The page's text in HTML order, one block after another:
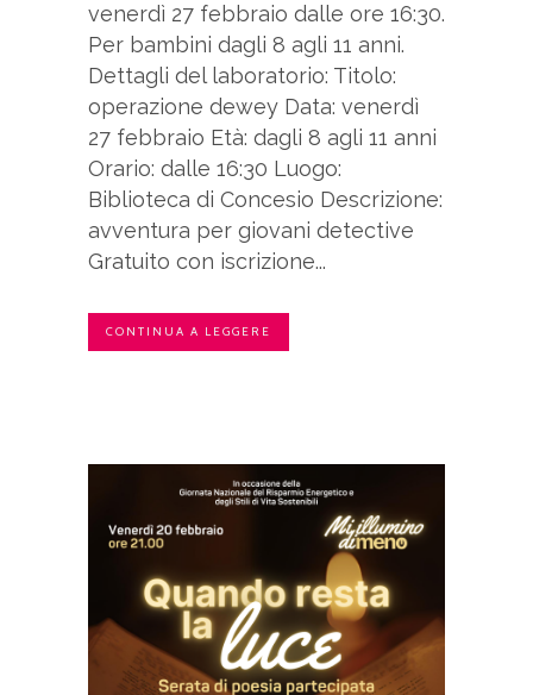
venerdì 27 febbraio dalle ore 16:30.
Per bambini dagli 8 agli 11 anni.
Dettagli del laboratorio: Titolo:
operazione dewey Data: venerdì
27 febbraio Età: dagli 8 agli 11 anni
Orario: dalle 16:30 Luogo:
Biblioteca di Concesio Descrizione:
avventura per giovani detective
Gratuito con iscrizione...
CONTINUA A LEGGERE